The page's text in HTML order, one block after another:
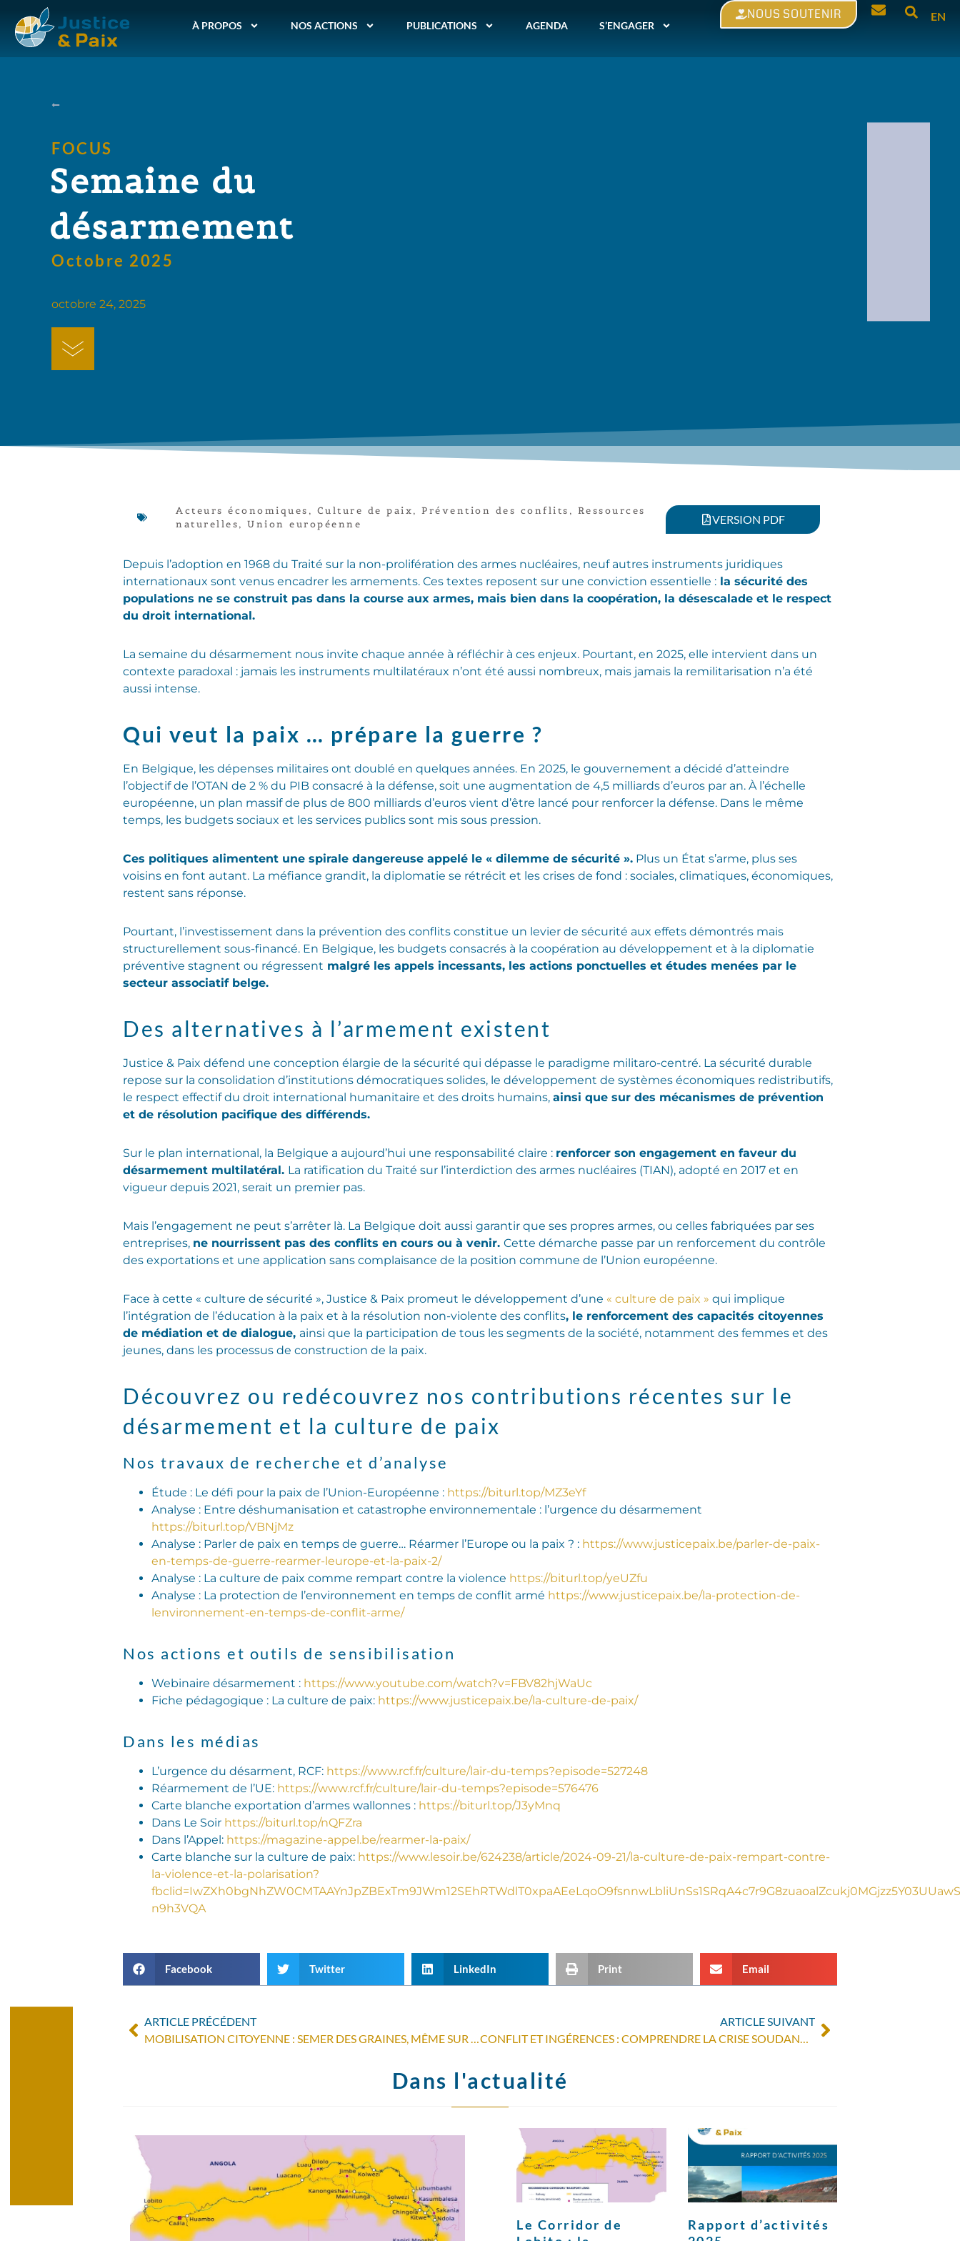
À PROPOS NOS ACTIONS PUBLICATIONS AGENDA S’ENGAGER
NOUS SOUTENIR EN
FOCUS
Semaine du
désarmement
Octobre 2025
octobre 24, 2025
Acteurs économiques , Culture de paix, Prévention des conflits , Ressources
naturelles, Union européenne VERSION PDF
Depuis l’adoption en 1968 du Traité sur la non-prolifération des armes nucléaires, neuf autres instruments juridiques
internationaux sont venus encadrer les armements. Ces textes reposent sur une conviction essentielle : la sécurité des
populations ne se construit pas dans la course aux armes, mais bien dans la coopération, la désescalade et le respect
du droit international.
La semaine du désarmement nous invite chaque année à réfléchir à ces enjeux. Pourtant, en 2025, elle intervient dans un
contexte paradoxal : jamais les instruments multilatéraux n’ont été aussi nombreux, mais jamais la remilitarisation n’a été
aussi intense.
Qui veut la paix … prépare la guerre ?
En Belgique, les dépenses militaires ont doublé en quelques années. En 2025, le gouvernement a décidé d’atteindre
l’objectif de l’OTAN de 2 % du PIB consacré à la défense, soit une augmentation de 4,5 milliards d’euros par an. À l’échelle
européenne, un plan massif de plus de 800 milliards d’euros vient d’être lancé pour renforcer la défense. Dans le même
temps, les budgets sociaux et les services publics sont mis sous pression.
Ces politiques alimentent une spirale dangereuse appelé le « dilemme de sécurité ». Plus un État s’arme, plus ses
voisins en font autant. La méfiance grandit, la diplomatie se rétrécit et les crises de fond : sociales, climatiques, économiques,
restent sans réponse.
Pourtant, l’investissement dans la prévention des conflits constitue un levier de sécurité aux effets démontrés mais
structurellement sous-financé. En Belgique, les budgets consacrés à la coopération au développement et à la diplomatie
préventive stagnent ou régressent malgré les appels incessants, les actions ponctuelles et études menées par le
secteur associatif belge.
Des alternatives à l’armement existent
Justice & Paix défend une conception élargie de la sécurité qui dépasse le paradigme militaro-centré. La sécurité durable
repose sur la consolidation d’institutions démocratiques solides, le développement de systèmes économiques redistributifs,
le respect effectif du droit international humanitaire et des droits humains, ainsi que sur des mécanismes de prévention
et de résolution pacifique des différends.
Sur le plan international, la Belgique a aujourd’hui une responsabilité claire : renforcer son engagement en faveur du
désarmement multilatéral. La ratification du Traité sur l’interdiction des armes nucléaires (TIAN), adopté en 2017 et en
vigueur depuis 2021, serait un premier pas.
Mais l’engagement ne peut s’arrêter là. La Belgique doit aussi garantir que ses propres armes, ou celles fabriquées par ses
entreprises, ne nourrissent pas des conflits en cours ou à venir. Cette démarche passe par un renforcement du contrôle
des exportations et une application sans complaisance de la position commune de l’Union européenne.
Face à cette « culture de sécurité », Justice & Paix promeut le développement d’une « culture de paix » qui implique
l’intégration de l’éducation à la paix et à la résolution non-violente des conflits, le renforcement des capacités citoyennes
de médiation et de dialogue, ainsi que la participation de tous les segments de la société, notamment des femmes et des
jeunes, dans les processus de construction de la paix.
Découvrez ou redécouvrez nos contributions récentes sur le
désarmement et la culture de paix
Nos travaux de recherche et d’analyse
Étude : Le défi pour la paix de l’Union-Européenne : https://biturl.top/MZ3eYf
Analyse : Entre déshumanisation et catastrophe environnementale : l’urgence du désarmement
https://biturl.top/VBNjMz
Analyse : Parler de paix en temps de guerre… Réarmer l’Europe ou la paix ? : https://www.justicepaix.be/parler-de-paix-
en-temps-de-guerre-rearmer-leurope-et-la-paix-2/
Analyse : La culture de paix comme rempart contre la violence https://biturl.top/yeUZfu
Analyse : La protection de l’environnement en temps de conflit armé https://www.justicepaix.be/la-protection-de-
lenvironnement-en-temps-de-conflit-arme/
Nos actions et outils de sensibilisation
Webinaire désarmement : https://www.youtube.com/watch?v=FBV82hjWaUc
Fiche pédagogique : La culture de paix: https://www.justicepaix.be/la-culture-de-paix/
Dans les médias
L’urgence du désarment, RCF: https://www.rcf.fr/culture/lair-du-temps?episode=527248
Réarmement de l’UE: https://www.rcf.fr/culture/lair-du-temps?episode=576476
Carte blanche exportation d’armes wallonnes : https://biturl.top/J3yMnq
Dans Le Soir https://biturl.top/nQFZra
Dans l’Appel: https://magazine-appel.be/rearmer-la-paix/
Carte blanche sur la culture de paix: https://www.lesoir.be/624238/article/2024-09-21/la-culture-de-paix-rempart-contre-
la-violence-et-la-polarisation?
n9h3VQA
Facebook Twitter LinkedIn Print Email
ARTICLE PRÉCÉDENT
ARTICLE SUIVANT
Dans l'actualité
Le Corridor de
Rapport d’activités